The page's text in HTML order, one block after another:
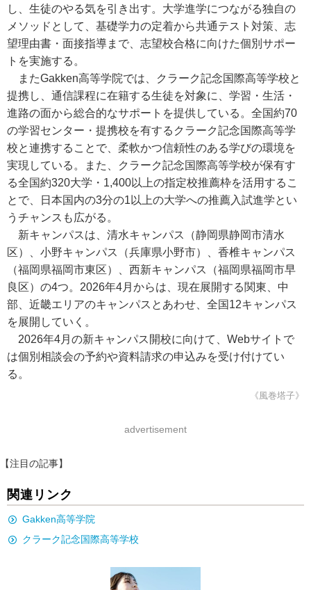
し、生徒のやる気を引き出す。大学進学につながる独自の
メソッドとして、基礎学力の定着から共通テスト対策、志
望理由書・面接指導まで、志望校合格に向けた個別サポー
トを実施する。
またGakken高等学院では、クラーク記念国際高等学校と
提携し、通信課程に在籍する生徒を対象に、学習・生活・
進路の面から総合的なサポートを提供している。全国約70
の学習センター・提携校を有するクラーク記念国際高等学
校と連携することで、柔軟かつ信頼性のある学びの環境を
実現している。また、クラーク記念国際高等学校が保有す
る全国約320大学・1,400以上の指定校推薦枠を活用するこ
とで、日本国内の3分の1以上の大学への推薦入試進学とい
うチャンスも広がる。
新キャンパスは、清水キャンパス（静岡県静岡市清水
区）、小野キャンパス（兵庫県小野市）、香椎キャンパス
（福岡県福岡市東区）、西新キャンパス（福岡県福岡市早
良区）の4つ。2026年4月からは、現在展開する関東、中
部、近畿エリアのキャンパスとあわせ、全国12キャンパス
を展開していく。
2026年4月の新キャンパス開校に向けて、Webサイトで
は個別相談会の予約や資料請求の申込みを受け付けてい
る。
《風巻塔子》
advertisement
【注目の記事】
関連リンク
Gakken高等学院
クラーク記念国際高等学校